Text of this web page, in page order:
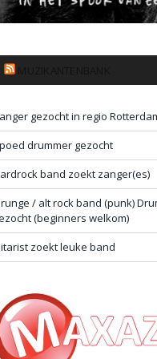
gezocht in regio
drummer gezocht
band zoekt zanger(es)
/ alt rock band (punk)
(beginners welkom)
zoekt leuke band